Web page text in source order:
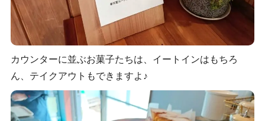
カウンターに並ぶお菓子たちは、イートインはもちろ
ん、テイクアウトもできますよ♪